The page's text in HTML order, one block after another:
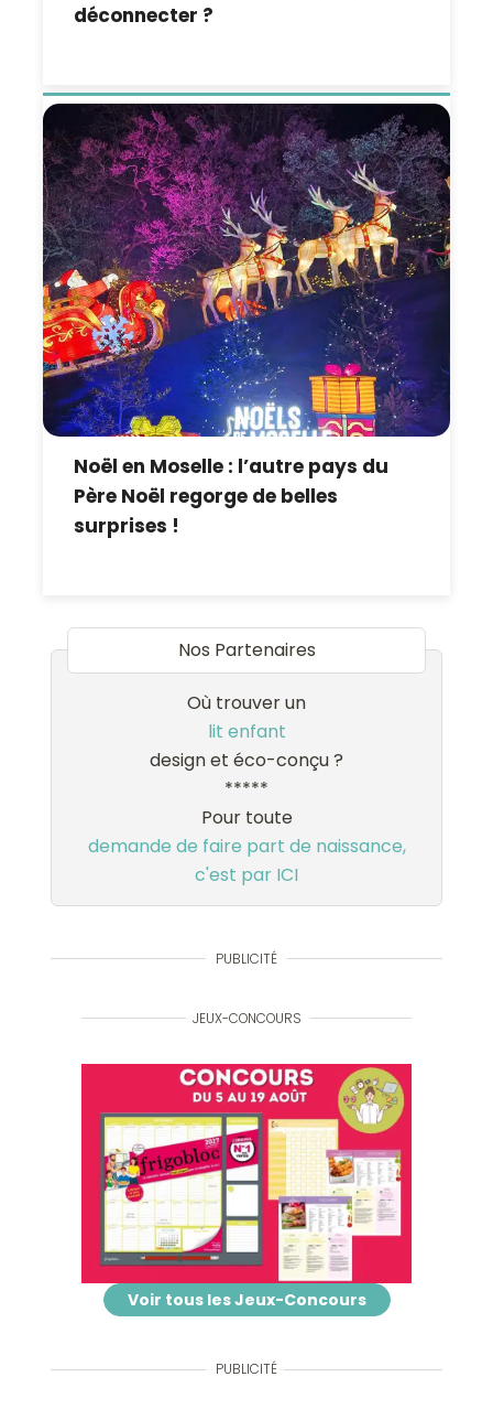
déconnecter ?
Noël en Moselle : l’autre pays du
Père Noël regorge de belles
surprises !
Nos Partenaires
Où trouver un
lit enfant
design et éco-conçu ?
*****
Pour toute
demande de faire part de naissance,
c'est par ICI
PUBLICITÉ
JEUX-CONCOURS
Voir tous les Jeux-Concours
PUBLICITÉ